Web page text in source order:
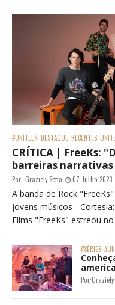
#UNITEEN DESTAQUE RECENTES
CRÍTICA | FreeKs:
barreiras
Por: Graziely Sofia 07 Julho 2023
A banda de Rock
jovens músicos -
Films "FreeKs" estreou
#SÉRIES
Por:Graziely